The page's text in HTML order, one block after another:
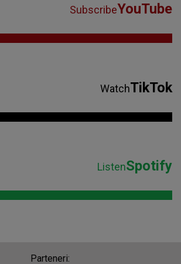
SubscribeYouTube
WatchTikTok
ListenSpotify
Parteneri: